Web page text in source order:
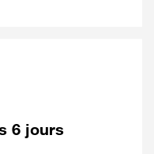
6 jours